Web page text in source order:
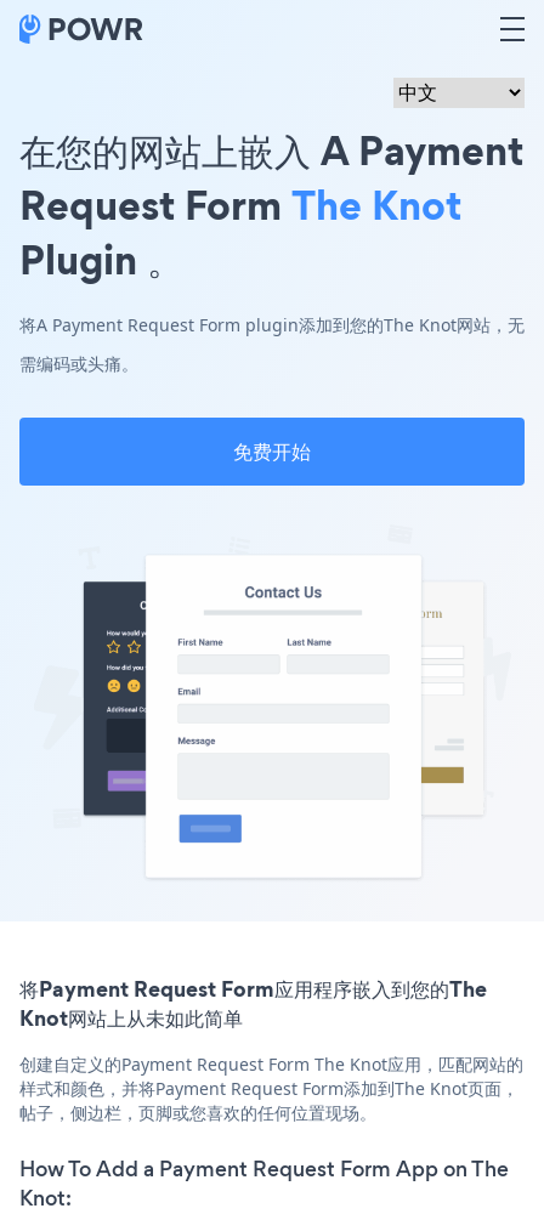
在您的网站上嵌入 A Payment
Request Form The Knot
Plugin 。
将A Payment Request Form plugin添加到您的The Knot网站，无
需编码或头痛。
免费开始
将Payment Request Form应用程序嵌入到您的The
Knot网站上从未如此简单
创建自定义的Payment Request Form The Knot应用，匹配网站的
样式和颜色，并将Payment Request Form添加到The Knot页面，
帖子，侧边栏，页脚或您喜欢的任何位置现场。
How To Add a Payment Request Form App on The
Knot: